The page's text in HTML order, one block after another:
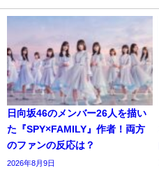
日向坂46のメンバー26人を描い
た『SPY×FAMILY』作者！両方
のファンの反応は？
2026年8月9日